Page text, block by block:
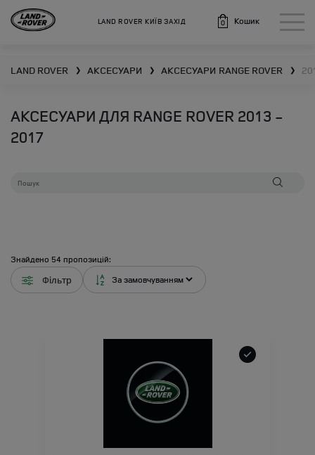
LAND ROVER КИЇВ ЗАХІД 0 Кошик
LAND ROVER ❯ АКСЕСУАРИ ❯ АКСЕСУАРИ RANGE ROVER ❯
АКСЕСУАРИ ДЛЯ RANGE ROVER 2013 -
2017
Знайдено 54пропозицій:
Фільтр